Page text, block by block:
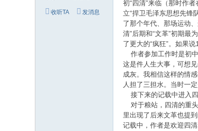
收听TA 发消息
初“四清”来临（那时作
立“捍卫毛泽东思想先锋
了那个年代、那场运动
清”后期和“文革”初期最
了更大的“疯狂”。如果
作者参加工作时是初中
这是件人生大事，可想
成灰。我相信这样的情
人担了三担水。当时一
接下来的记载中进入四
对于粮站，四清的重头
里出现了后来文革也提
记载中，作者是欢迎四